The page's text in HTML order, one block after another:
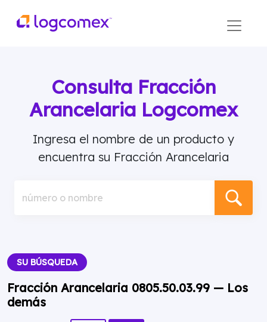
Consulta Fracción
Arancelaria Logcomex
Ingresa el nombre de un producto y
encuentra su Fracción Arancelaria
número o nombre
SU BÚSQUEDA
Fracción Arancelaria 0805.50.03.99 — Los
demás